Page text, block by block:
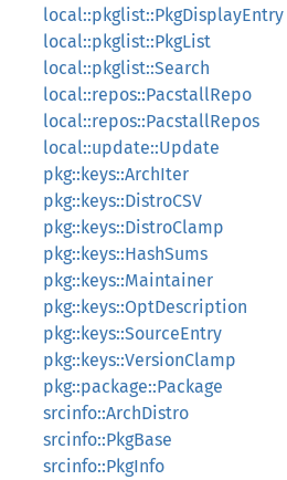
local::pkglist::PkgDisplayEntry
local::pkglist::PkgList
local::pkglist::Search
local::repos::PacstallRepo
local::repos::PacstallRepos
local::update::Update
pkg::keys::ArchIter
pkg::keys::DistroCSV
pkg::keys::DistroClamp
pkg::keys::HashSums
pkg::keys::Maintainer
pkg::keys::OptDescription
pkg::keys::SourceEntry
pkg::keys::VersionClamp
pkg::package::Package
srcinfo::ArchDistro
srcinfo::PkgBase
srcinfo::PkgInfo